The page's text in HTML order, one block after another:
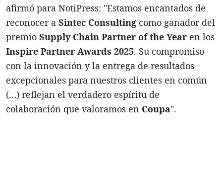
afirmó para NotiPress: "Estamos encantados de
reconocer a Sintec Consulting como ganador del
premio Supply Chain Partner of the Year en los
Inspire Partner Awards 2025. Su compromiso
con la innovación y la entrega de resultados
excepcionales para nuestros clientes en común
(…) reflejan el verdadero espíritu de
colaboración que valoramos en Coupa".